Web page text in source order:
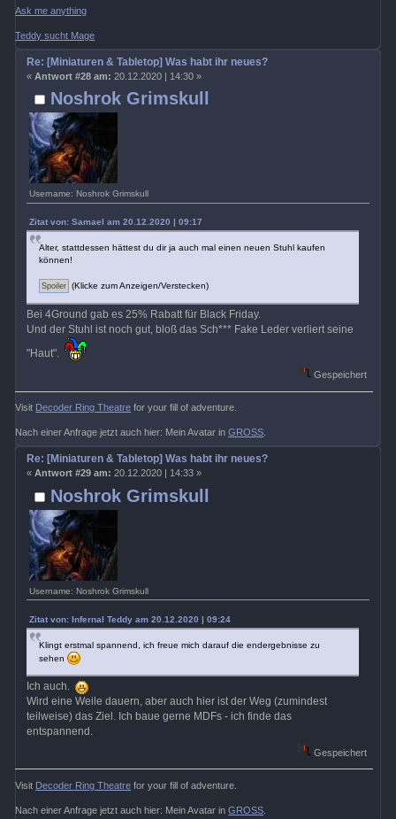
Ask me anything
Teddy sucht Mage
Noshrok Grimskull
Username: Noshrok Grimskull
Re: [Miniaturen & Tabletop] Was habt ihr neues?
« Antwort #28 am: 20.12.2020 | 14:30 »
Zitat von: Samael am 20.12.2020 | 09:17
Alter, stattdessen hättest du dir ja auch mal einen neuen Stuhl kaufen
können!
(Klicke zum Anzeigen/Verstecken)
Bei 4Ground gab es 25% Rabatt für Black Friday.
Und der Stuhl ist noch gut, bloß das Sch*** Fake Leder verliert seine
"Haut".
Gespeichert
Visit Decoder Ring Theatre for your fill of adventure.
Nach einer Anfrage jetzt auch hier: Mein Avatar inGROSS.
Noshrok Grimskull
Username: Noshrok Grimskull
Re: [Miniaturen & Tabletop] Was habt ihr neues?
« Antwort #29 am: 20.12.2020 | 14:33 »
Zitat von: Infernal Teddy am 20.12.2020 | 09:24
Klingt erstmal spannend, ich freue mich darauf die endergebnisse zu
sehen
Ich auch.
Wird eine Weile dauern, aber auch hier ist der Weg (zumindest
teilweise) das Ziel. Ich baue gerne MDFs - ich finde das
entspannend.
Gespeichert
Visit Decoder Ring Theatre for your fill of adventure.
Nach einer Anfrage jetzt auch hier: Mein Avatar inGROSS